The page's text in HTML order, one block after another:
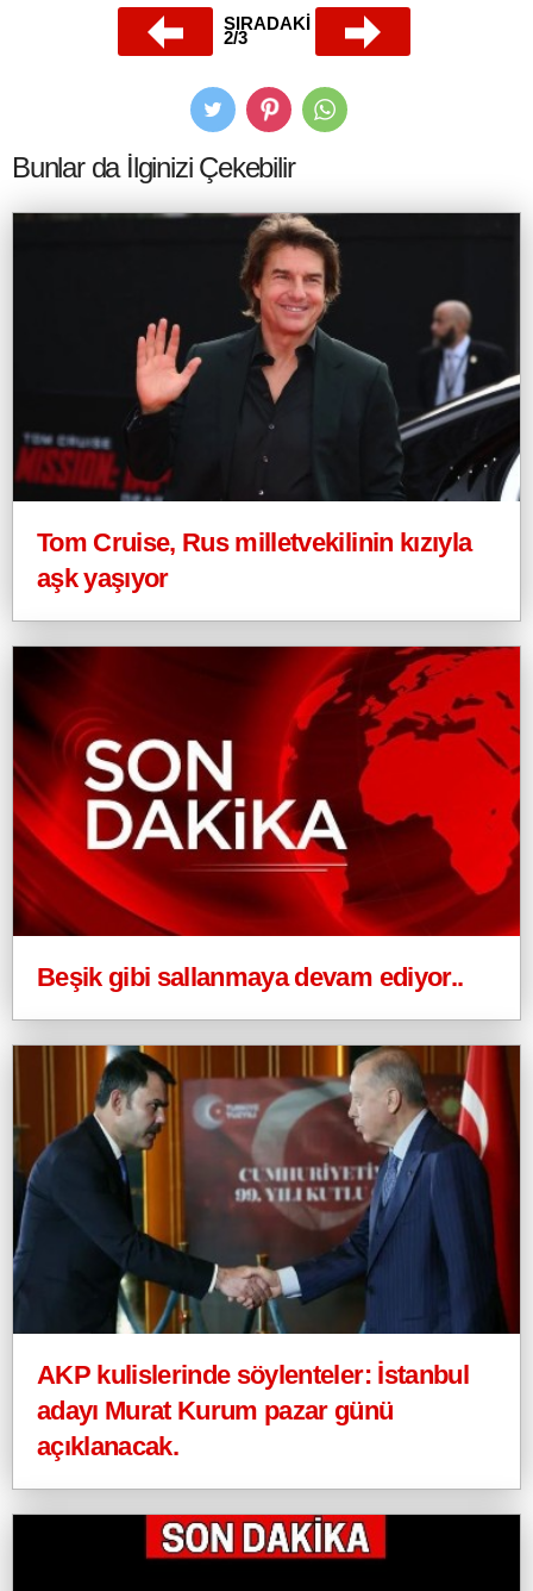
SIRADAKİ
2/3
Bunlar da İlginizi Çekebilir
Tom Cruise, Rus milletvekilinin kızıyla
aşk yaşıyor
Beşik gibi sallanmaya devam ediyor..
AKP kulislerinde söylenteler: İstanbul
adayı Murat Kurum pazar günü
açıklanacak.